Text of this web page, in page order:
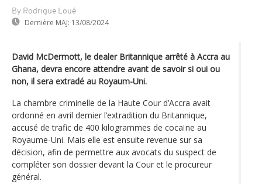
By Rodrigue Loué
Dernière MAJ: 13/08/2024
David McDermott, le dealer Britannique arrêté à Accra au
Ghana, devra encore attendre avant de savoir si oui ou
non, il sera extradé au Royaum-Uni.
La chambre criminelle de la Haute Cour d’Accra avait
ordonné en avril dernier l’extradition du Britannique,
accusé de trafic de 400 kilogrammes de cocaïne au
Royaume-Uni. Mais elle est ensuite revenue sur sa
décision, afin de permettre aux avocats du suspect de
compléter son dossier devant la Cour et le procureur
général.